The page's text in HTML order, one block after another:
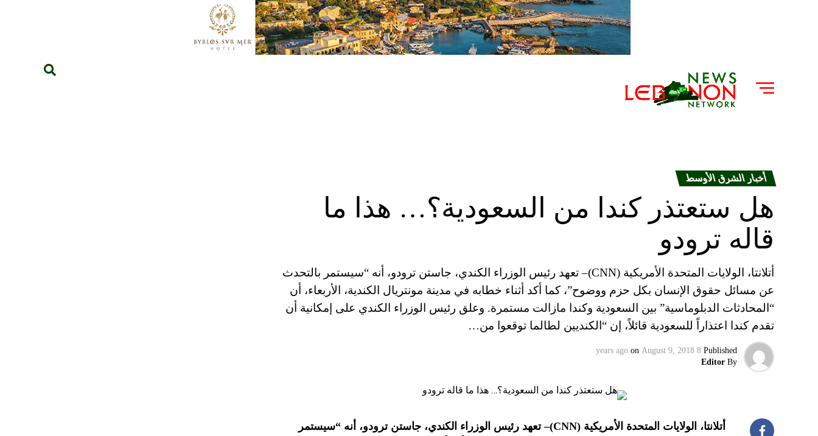
أخبار الشرق الأوسط
هل ستعتذر كندا من السعودية؟… هذا ما
قاله ترودو
أتلانتا، الولايات المتحدة الأمريكية (CNN)– تعهد رئيس الوزراء الكندي، جاستن ترودو، أنه “سيستمر بالتحدث
عن مسائل حقوق الإنسان بكل حزم ووضوح”، كما أكد أثناء خطابه في مدينة مونتريال الكندية، الأربعاء، أن
“المحادثات الدبلوماسية” بين السعودية وكندا مازالت مستمرة. وعلق رئيس الوزراء الكندي على إمكانية أن
تقدم كندا اعتذاراً للسعودية قائلاً، إن “الكنديين لطالما توقعوا من…
Published
8 years ago
on August 9, 2018
By
Editor
أتلانتا، الولايات المتحدة الأمريكية (CNN)– تعهد رئيس الوزراء الكندي، جاستن ترودو، أنه “سيستمر